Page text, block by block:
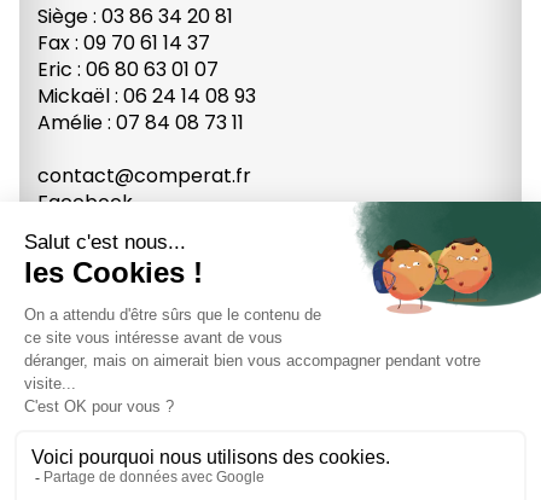
Siège : 03 86 34 20 81
Fax : 09 70 61 14 37
Eric : 06 80 63 01 07
Mickaël : 06 24 14 08 93
Amélie : 07 84 08 73 11
contact@comperat.fr
Facebook
Youtube